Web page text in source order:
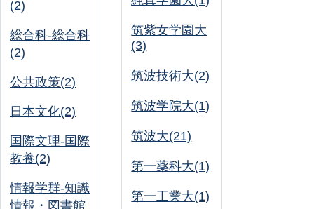
(2)
総合科-総合科
(2)
公共政策(2)
日本文化(2)
国際文理-国際
教養(2)
情報学群-知識
情報・図書館
筑紫女学園大
(3)
筑波技術大(2)
筑波学院大(1)
筑波大(21)
第一薬科大(1)
第一工業大(1)